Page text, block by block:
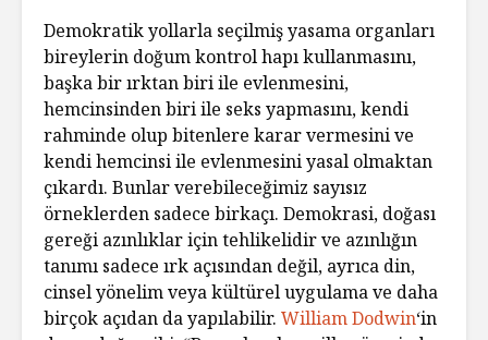
Demokratik yollarla seçilmiş yasama organları
bireylerin doğum kontrol hapı kullanmasını,
başka bir ırktan biri ile evlenmesini,
hemcinsinden biri ile seks yapmasını, kendi
rahminde olup bitenlere karar vermesini ve
kendi hemcinsi ile evlenmesini yasal olmaktan
çıkardı. Bunlar verebileceğimiz sayısız
örneklerden sadece birkaçı. Demokrasi, doğası
gereği azınlıklar için tehlikelidir ve azınlığın
tanımı sadece ırk açısından değil, ayrıca din,
cinsel yönelim veya kültürel uygulama ve daha
birçok açıdan da yapılabilir. William Dodwin‘in